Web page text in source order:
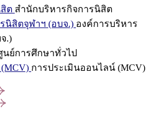
ต สำนักบริหารกิจการนิสิต
นิสิตจุฬาฯ (อบจ.) องค์การบริหาร
.)
นย์การศึกษาทั่วไป
การประเมินออนไลน์ (MCV)